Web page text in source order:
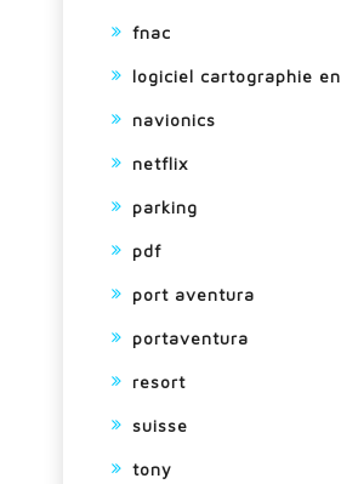
fnac
logiciel cartographie
navionics
netflix
parking
pdf
port aventura
portaventura
resort
suisse
tony